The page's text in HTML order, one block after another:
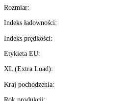
Wysyłka w
%
Możesz kupić na
Ilość: dostępne
Kalkulator ratalny
Producent